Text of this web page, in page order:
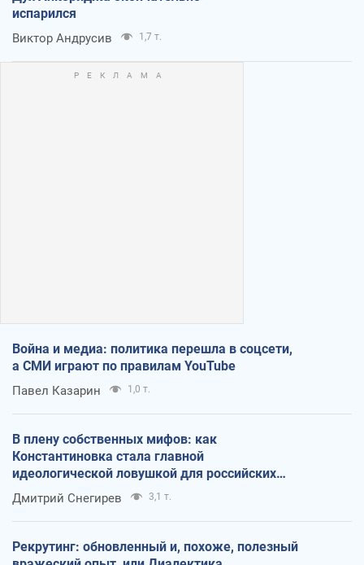
испарился
Виктор Андрусив 1,7 т.
Война и медиа: политика перешла в соцсети,
а СМИ играют по правилам YouTube
Павел Казарин 1,0 т.
В плену собственных мифов: как
Константиновка стала главной
идеологической ловушкой для российских
оккупантов
Дмитрий Снегирев 3,1 т.
Рекрутинг: обновленный и, похоже, полезный